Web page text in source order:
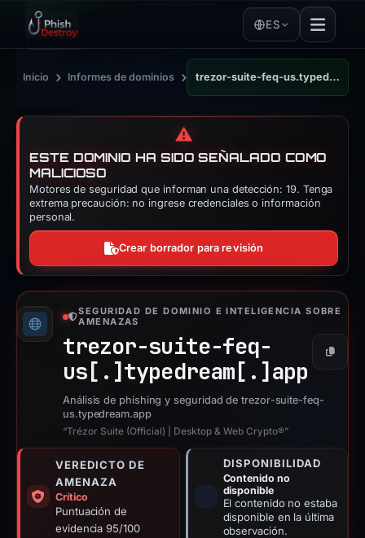
ES
Inicio › Informes de dominios › trezor-suite-feq-us.typedream.app
⚠️
ESTE DOMINIO HA SIDO SEÑALADO COMO
MALICIOSO
Motores de seguridad que informan una detección: 19. Tenga
extrema precaución: no ingrese credenciales o información
personal.
Crear borrador para revisión
SEGURIDAD DE DOMINIO E INTELIGENCIA SOBRE
AMENAZAS
trezor-suite-feq-
us[.] typedream[.] app
Copiar
Análisis de phishing y seguridad de trezor-suite-feq-
us.typedream.app
“Trézor Suite (Official) | Desktop & Web Crypto®”
VEREDICTO DE
AMENAZA
Crítico
Puntuación de
evidencia 95/100
DISPONIBILIDAD
Contenido no
disponible
El contenido no estaba
disponible en la última
observación.